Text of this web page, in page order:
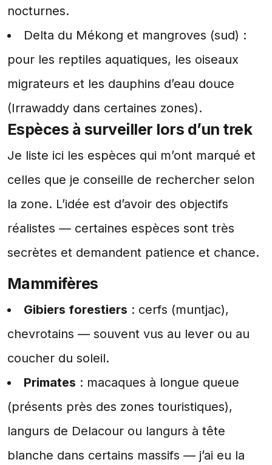
nocturnes.
Delta du Mékong et mangroves (sud) :
pour les reptiles aquatiques, les oiseaux
migrateurs et les dauphins d’eau douce
(Irrawaddy dans certaines zones).
Espèces à surveiller lors d’un trek
Je liste ici les espèces qui m’ont marqué et
celles que je conseille de rechercher selon
la zone. L’idée est d’avoir des objectifs
réalistes — certaines espèces sont très
secrètes et demandent patience et chance.
Mammifères
Gibiers forestiers : cerfs (muntjac),
chevrotains — souvent vus au lever ou au
coucher du soleil.
Primates : macaques à longue queue
(présents près des zones touristiques),
langurs de Delacour ou langurs à tête
blanche dans certains massifs — j’ai eu la